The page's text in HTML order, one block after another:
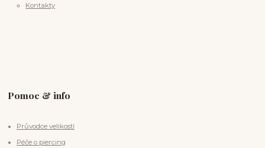
Kontakty
Pomoc & info
Průvodce velikostí
Péče o piercing